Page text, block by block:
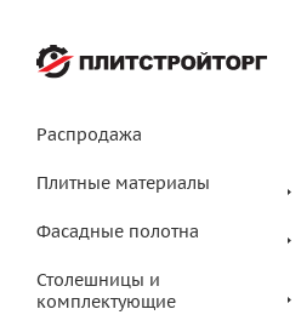
Распродажа
Плитные материалы
Фасадные полотна
Столешницы и
комплектующие